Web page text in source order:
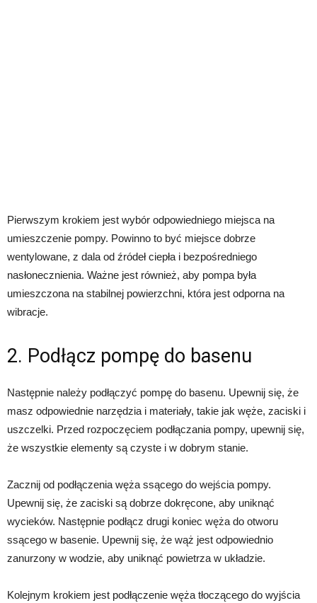
Pierwszym krokiem jest wybór odpowiedniego miejsca na
umieszczenie pompy. Powinno to być miejsce dobrze
wentylowane, z dala od źródeł ciepła i bezpośredniego
nasłonecznienia. Ważne jest również, aby pompa była
umieszczona na stabilnej powierzchni, która jest odporna na
wibracje.
2. Podłącz pompę do basenu
Następnie należy podłączyć pompę do basenu. Upewnij się, że
masz odpowiednie narzędzia i materiały, takie jak węże, zaciski i
uszczelki. Przed rozpoczęciem podłączania pompy, upewnij się,
że wszystkie elementy są czyste i w dobrym stanie.
Zacznij od podłączenia węża ssącego do wejścia pompy.
Upewnij się, że zaciski są dobrze dokręcone, aby uniknąć
wycieków. Następnie podłącz drugi koniec węża do otworu
ssącego w basenie. Upewnij się, że wąż jest odpowiednio
zanurzony w wodzie, aby uniknąć powietrza w układzie.
Kolejnym krokiem jest podłączenie węża tłoczącego do wyjścia